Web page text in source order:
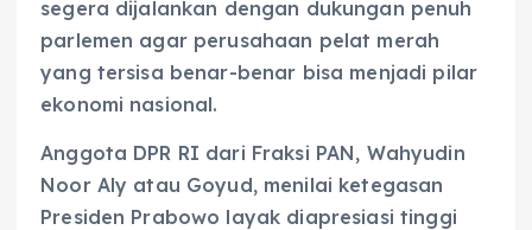
segera dijalankan dengan dukungan penuh
parlemen agar perusahaan pelat merah
yang tersisa benar-benar bisa menjadi pilar
ekonomi nasional.
Anggota DPR RI dari Fraksi PAN, Wahyudin
Noor Aly atau Goyud, menilai ketegasan
Presiden Prabowo layak diapresiasi tinggi